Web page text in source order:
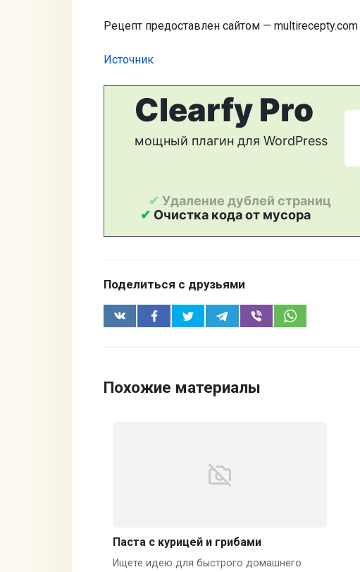
Рецепт предоставлен сайтом — multirecepty.com
Источник
Поделиться с друзьями
Похожие материалы
Паста с курицей и грибами
Ищете идею для быстрого домашнего